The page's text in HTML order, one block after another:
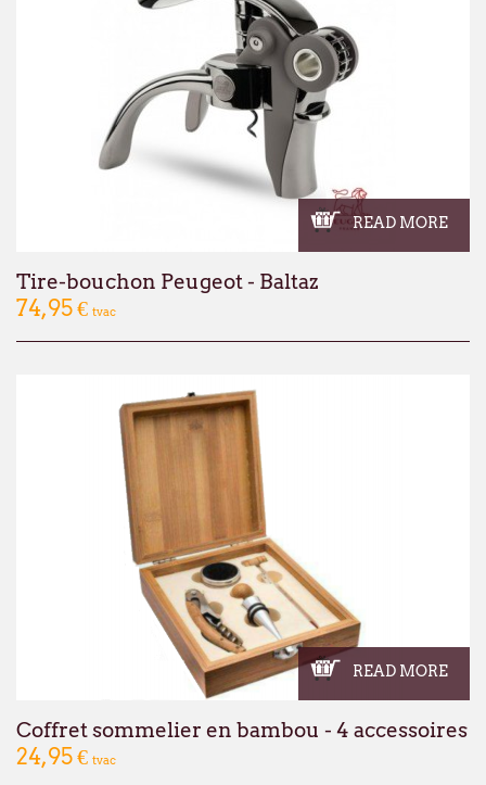
READ MORE
Tire-bouchon Peugeot - Baltaz
74,95 € tvac
READ MORE
Coffret sommelier en bambou - 4 accessoires
24,95 € tvac